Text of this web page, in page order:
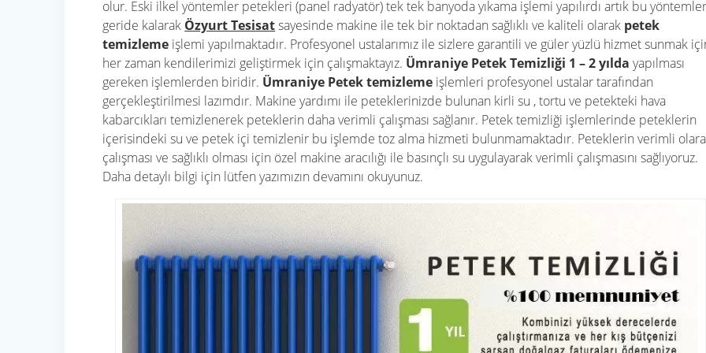
olur. Eski ilkel yöntemler petekleri (panel radyatör) tek tek banyoda yıkama işlemi yapılırdı artık bu yöntemler
geride kalarak Özyurt Tesisatsayesinde makine ile tek bir noktadan sağlıklı ve kaliteli olarak petek
temizleme işlemi yapılmaktadır. Profesyonel ustalarımız ile sizlere garantili ve güler yüzlü hizmet sunmak
her zaman kendilerimizi geliştirmek için çalışmaktayız. Ümraniye Petek Temizliği 1 – 2 yılda yapılması
gereken işlemlerden biridir. Ümraniye Petek temizleme işlemleri profesyonel ustalar tarafından
gerçekleştirilmesi lazımdır. Makine yardımı ile peteklerinizde bulunan kirli su , tortu ve petekteki hava
kabarcıkları temizlenerek peteklerin daha verimli çalışması sağlanır. Petek temizliği işlemlerinde peteklerin
içerisindeki su ve petek içi temizlenir bu işlemde toz alma hizmeti bulunmamaktadır. Peteklerin verimli
çalışması ve sağlıklı olması için özel makine aracılığı ile basınçlı su uygulayarak verimli çalışmasını sağlıyoruz.
Daha detaylı bilgi için lütfen yazımızın devamını okuyunuz.